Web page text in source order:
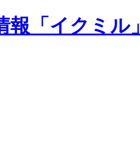
「イクミル」